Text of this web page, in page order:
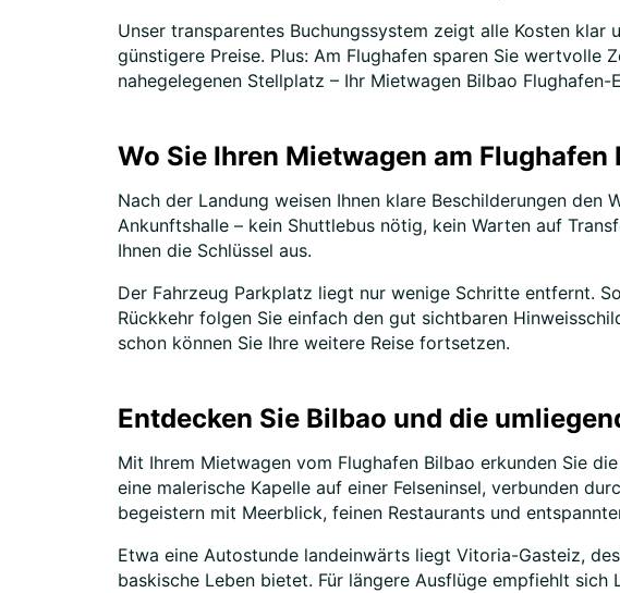
Unser transparentes Buchungssystem zeigt alle Kosten
günstigere Preise. Plus: Am Flughafen sparen Sie wertvolle
nahegelegenen Stellplatz – Ihr Mietwagen Bilbao Flughafen-
Wo Sie Ihren Mietwagen am
Nach der Landung weisen Ihnen klare Beschilderungen
Ankunftshalle – kein Shuttlebus nötig, kein Warten auf
Ihnen die Schlüssel aus.
Der Fahrzeug Parkplatz liegt nur wenige Schritte entfernt.
Rückkehr folgen Sie einfach den gut sichtbaren
schon können Sie Ihre weitere Reise fortsetzen.
Entdecken Sie Bilbao und die
Mit Ihrem Mietwagen vom Flughafen Bilbao erkunden Sie
eine malerische Kapelle auf einer Felseninsel, verbunden
begeistern mit Meerblick, feinen Restaurants und
Etwa eine Autostunde landeinwärts liegt Vitoria-Gasteiz,
baskische Leben bietet. Für längere Ausflüge empfiehlt sich